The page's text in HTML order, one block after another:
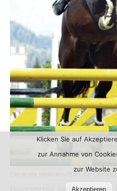
Die erste Meisterschaft für
Heimvorteil sagt man den
Klicken Sie auf
zur Annahme von
zur Website
Akzeptieren